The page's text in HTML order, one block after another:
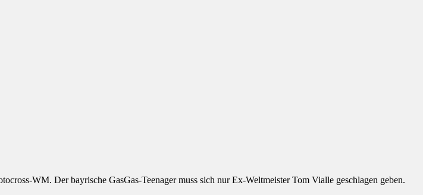
WM. Der bayrische GasGas-Teenager muss sich nur Ex-Weltmeister Tom Vialle geschlagen geben.